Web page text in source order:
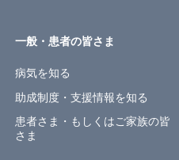
一般・患者の皆さま
病気を知る
助成制度・支援情報を知る
患者さま・もしくはご家族の皆
さま